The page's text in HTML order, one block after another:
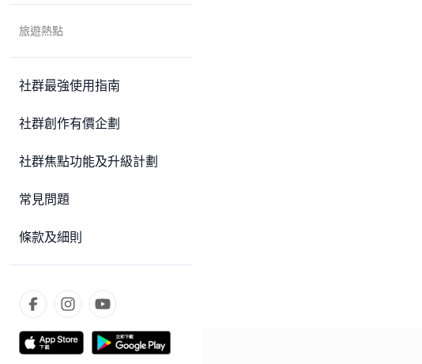
旅遊熱點
社群最強使用指南
社群創作有價企劃
社群焦點功能及升級計劃
常見問題
條款及細則